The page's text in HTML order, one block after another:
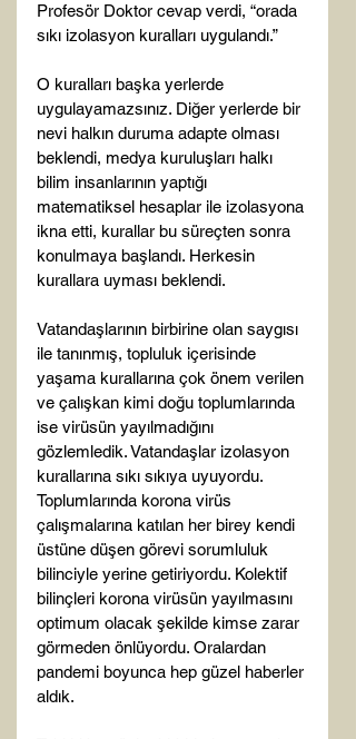
Profesör Doktor cevap verdi, “orada
sıkı izolasyon kuralları uygulandı.”
O kuralları başka yerlerde
uygulayamazsınız. Diğer yerlerde bir
nevi halkın duruma adapte olması
beklendi, medya kuruluşları halkı
bilim insanlarının yaptığı
matematiksel hesaplar ile izolasyona
ikna etti, kurallar bu süreçten sonra
konulmaya başlandı. Herkesin
kurallara uyması beklendi.
Vatandaşlarının birbirine olan saygısı
ile tanınmış, topluluk içerisinde
yaşama kurallarına çok önem verilen
ve çalışkan kimi doğu toplumlarında
ise virüsün yayılmadığını
gözlemledik. Vatandaşlar izolasyon
kurallarına sıkı sıkıya uyuyordu.
Toplumlarında korona virüs
çalışmalarına katılan her birey kendi
üstüne düşen görevi sorumluluk
bilinciyle yerine getiriyordu. Kolektif
bilinçleri korona virüsün yayılmasını
optimum olacak şekilde kimse zarar
görmeden önlüyordu. Oralardan
pandemi boyunca hep güzel haberler
aldık.